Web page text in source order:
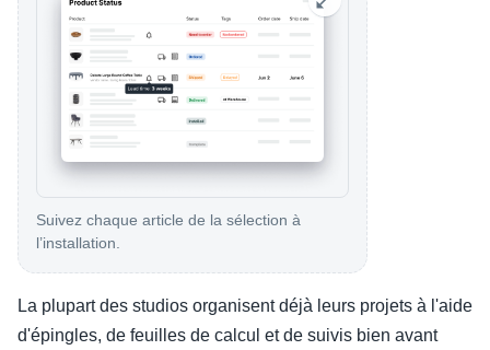
Suivez chaque article de la sélection à
l’installation.
La plupart des studios organisent déjà leurs projets à l'aide
d'épingles, de feuilles de calcul et de suivis bien avant